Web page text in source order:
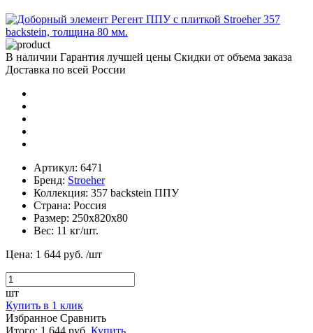
В наличии Гарантия лучшей цены Скидки от объема заказа
Доставка по всей России
Артикул: 6471
Бренд: Stroeher
Коллекция: 357 backstein ППУ
Страна: Россия
Размер: 250х820х80
Вес: 11 кг/шт.
Цена: 1 644 руб. /шт
шт
Купить в 1 клик
Избранное Сравнить
Итого: 1 644 руб. Купить